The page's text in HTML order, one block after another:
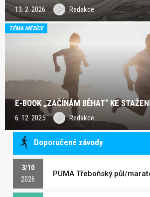
13. 2. 2026 Redakce
TÉMA MĚSÍCE
E-BOOK „ZAČÍNÁM BĚHAT“ KE
6. 12. 2025 Redakce
Doporučené závody
3/10
2026
PUMA Třeboňský půl/